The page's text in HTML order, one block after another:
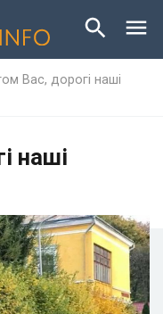
Вас, дорогі наші
наші